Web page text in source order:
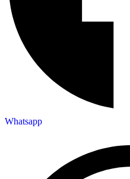
Whatsapp